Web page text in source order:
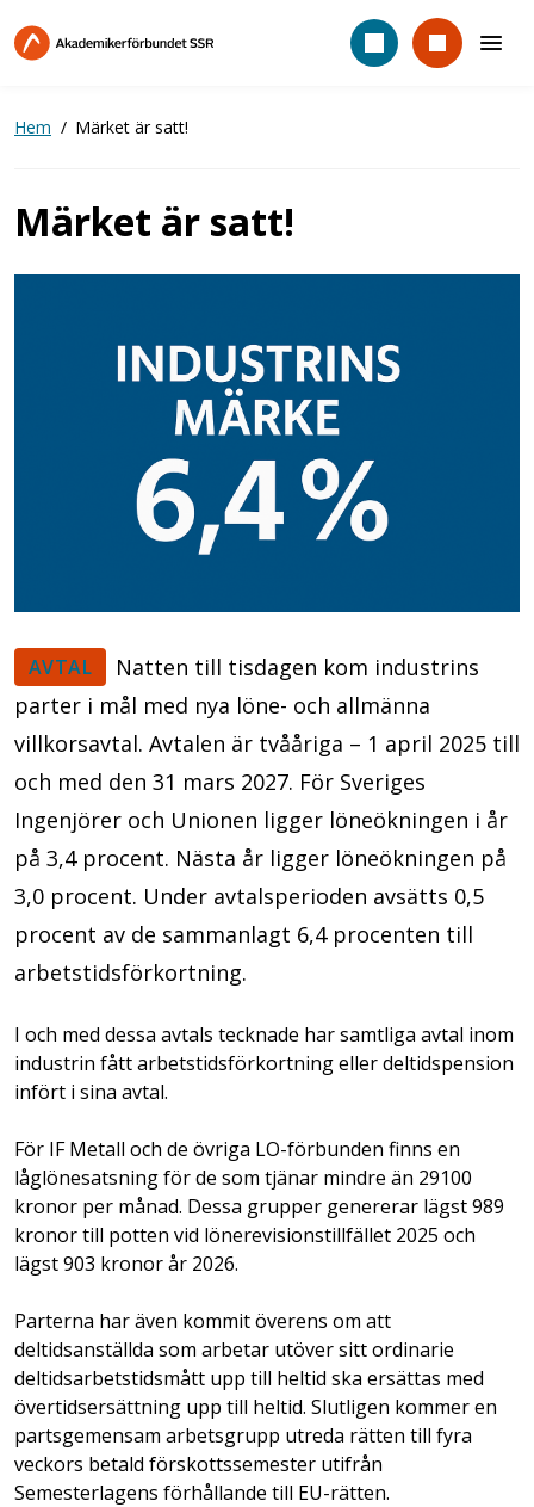
till
Hem Märket är satt!
Märket är satt!
AVTAL
Natten till tisdagen kom industrins
parter i mål med nya löne- och allmänna
villkorsavtal. Avtalen är tvååriga – 1 april 2025 till
och med den 31 mars 2027. För Sveriges
Ingenjörer och Unionen ligger löneökningen i år
på 3,4 procent. Nästa år ligger löneökningen på
3,0 procent. Under avtalsperioden avsätts 0,5
procent av de sammanlagt 6,4 procenten till
arbetstidsförkortning.
I och med dessa avtals tecknade har samtliga avtal inom
industrin fått arbetstidsförkortning eller deltidspension
infört i sina avtal.
För IF Metall och de övriga LO-förbunden finns en
låglönesatsning för de som tjänar mindre än 29100
kronor per månad. Dessa grupper genererar lägst 989
kronor till potten vid lönerevisionstillfället 2025 och
lägst 903 kronor år 2026.
Parterna har även kommit överens om att
deltidsanställda som arbetar utöver sitt ordinarie
deltidsarbetstidsmått upp till heltid ska ersättas med
övertidsersättning upp till heltid. Slutligen kommer en
partsgemensam arbetsgrupp utreda rätten till fyra
veckors betald förskottssemester utifrån
Semesterlagens förhållande till EU-rätten.